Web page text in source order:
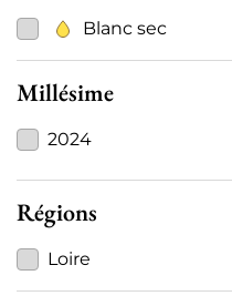
Blanc sec
Millésime
2024
Régions
Loire